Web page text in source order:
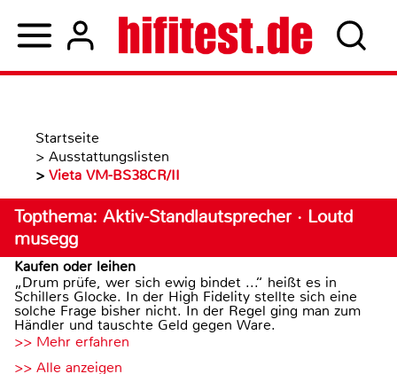
Startseite
> Ausstattungslisten
> Vieta VM-BS38CR/II
Topthema: Aktiv-Standlautsprecher · Loutd
musegg
Kaufen oder leihen
„Drum prüfe, wer sich ewig bindet ...“ heißt es in
Schillers Glocke. In der High Fidelity stellte sich eine
solche Frage bisher nicht. In der Regel ging man zum
Händler und tauschte Geld gegen Ware.
>> Mehr erfahren
>> Alle anzeigen